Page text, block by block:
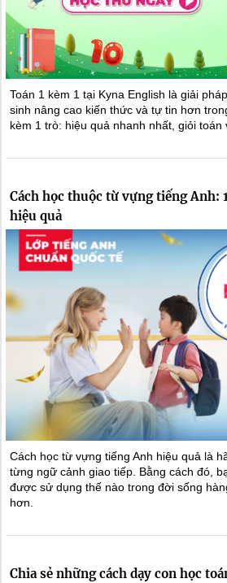
Toán 1 kèm 1 tại Kyna English là giải
sinh nâng cao kiến thức và tự tin hơn
kèm 1 trò: hiệu quả nhanh nhất, giỏi toán
Cách học thuộc từ vựng tiếng Anh:
hiệu quả
Cách học từ vựng tiếng Anh hiệu quả là
từng ngữ cảnh giao tiếp. Bằng cách đó,
được sử dụng thế nào trong đời sống
hơn.
Chia sẻ những cách dạy con học